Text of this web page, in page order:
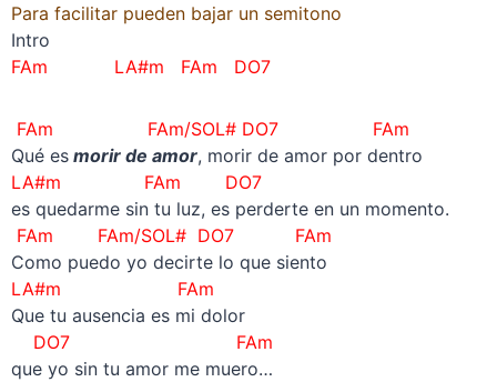
Para facilitar pueden bajar un semitono
Intro
FAm LA#m FAm DO7
FAm FAm/SOL# DO7 FAm
Qué esmorir de amor, morir de amor por dentro
LA#m FAm DO7
es quedarme sin tu luz, es perderte en un momento.
FAm FAm/SOL# DO7 FAm
Como puedo yo decirte lo que siento
LA#m FAm
Que tu ausencia es mi dolor
DO7 FAm
que yo sin tu amor me muero…